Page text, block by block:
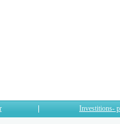
Investitions-